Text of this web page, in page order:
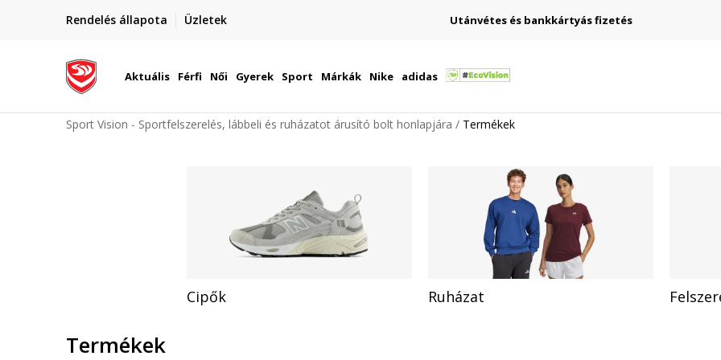
Rendelés állapota Üzletek
Utánvétes és bankkártyás fizetés
Lépj velünk kapcsolatba
online@sport-vision.hu
Aktuális Férfi Női Gyerek Sport Márkák Nike adidas
Sport Vision - Sportfelszerelés, lábbeli és ruházatot árusító bolt honlapjára Termékek
Cipők Ruházat
Termékek